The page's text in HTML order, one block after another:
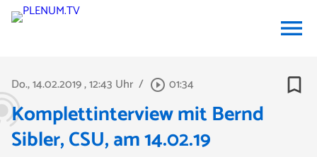
menu
Do., 14.02.2019, 12:43 Uhr / play_circle_outline 01:34 bookmark_border
Komplettinterview mit Bernd
Sibler, CSU, am 14.02.19